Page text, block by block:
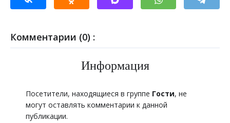
Комментарии (0) :
Информация
Посетители, находящиеся в группе Гости, не
могут оставлять комментарии к данной
публикации.